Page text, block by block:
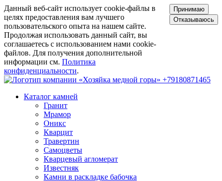
Данный веб-сайт использует cookie-файлы в
целях предоставления вам лучшего
пользовательского опыта на нашем сайте.
Продолжая использовать данный сайт, вы
соглашаетесь с использованием нами cookie-
файлов. Для получения дополнительной
информации см. Политика
конфиденциальности.
Принимаю
Отказываюсь
+79180871465
Каталог камней
Гранит
Мрамор
Оникс
Кварцит
Травертин
Самоцветы
Кварцевый агломерат
Известняк
Камни в раскладке бабочка